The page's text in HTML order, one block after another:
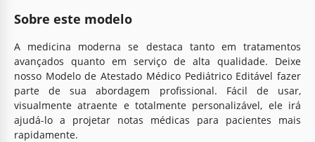
Sobre este modelo
A medicina moderna se destaca tanto em tratamentos
avançados quanto em serviço de alta qualidade. Deixe
nosso Modelo de Atestado Médico Pediátrico Editável fazer
parte de sua abordagem profissional. Fácil de usar,
visualmente atraente e totalmente personalizável, ele irá
ajudá-lo a projetar notas médicas para pacientes mais
rapidamente.